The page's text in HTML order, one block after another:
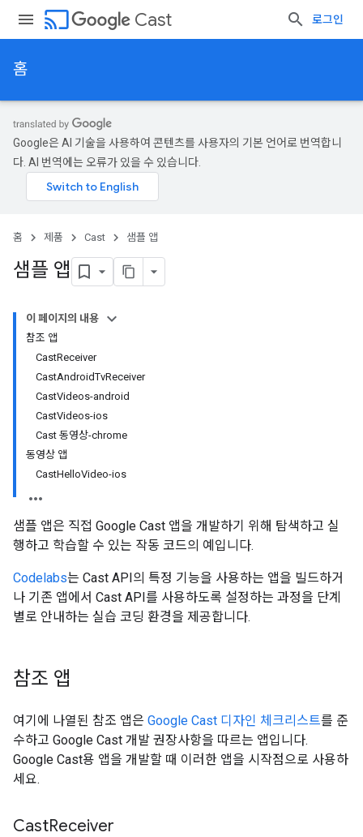
cast Cast 로그인
홈
Google은 AI 기술을 사용하여 콘텐츠를 사용자의 기본 언어로 번역합니
다. AI 번역에는 오류가 있을 수 있습니다.
홈 제품 Cast 샘플 앱
샘플 앱
이 페이지의 내용
참조 앱
CastReceiver
CastAndroidTvReceiver
CastVideos-android
CastVideos-ios
Cast 동영상-chrome
동영상 앱
CastHelloVideo-ios
샘플 앱은 직접 Google Cast 앱을 개발하기 위해 탐색하고 실
행하고 학습할 수 있는 작동 코드의 예입니다.
Codelabs는 Cast API의 특정 기능을 사용하는 앱을 빌드하거
나 기존 앱에서 Cast API를 사용하도록 설정하는 과정을 단계
별로 안내하는 실습 코딩 환경을 제공합니다.
참조 앱
여기에 나열된 참조 앱은 Google Cast 디자인 체크리스트를 준
수하고 Google Cast 개발 권장사항을 따르는 앱입니다.
Google Cast용 앱을 개발할 때 이러한 앱을 시작점으로 사용하
세요.
CastReceiver